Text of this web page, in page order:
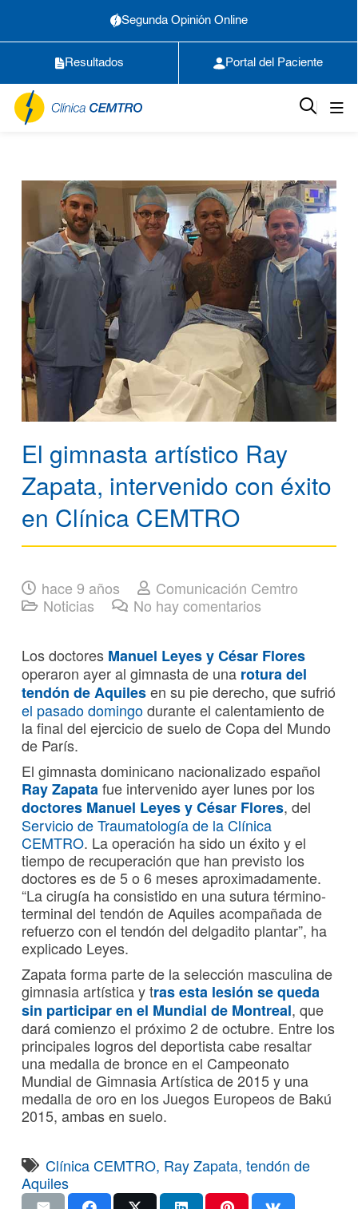
Segunda Opinión Online
Resultados Portal del Paciente
El gimnasta artístico Ray
Zapata, intervenido con éxito
en Clínica CEMTRO
hace 9 años
Comunicación Cemtro
Noticias
No hay comentarios
Los doctores Manuel Leyes y César Flores
operaron ayer al gimnasta de una rotura del
tendón de Aquilesen su pie derecho, que sufrió
el pasado domingodurante el calentamiento de
la final del ejercicio de suelo de Copa del Mundo
de París.
El gimnasta dominicano nacionalizado español
Ray Zapatafue intervenido ayer lunes por los
doctores Manuel Leyes y César Flores, del
Servicio de Traumatología de la Clínica
CEMTRO. La operación ha sido un éxito y el
tiempo de recuperación que han previsto los
doctores es de 5 o 6 meses aproximadamente.
“La cirugía ha consistido en una sutura término-
terminal del tendón de Aquiles acompañada de
refuerzo con el tendón del delgadito plantar”, ha
explicado Leyes.
Zapata forma parte de la selección masculina de
gimnasia artística y tras esta lesión se queda
sin participar en el Mundial de Montreal, que
dará comienzo el próximo 2 de octubre. Entre los
principales logros del deportista cabe resaltar
una medalla de bronce en el Campeonato
Mundial de Gimnasia Artística de 2015 y una
medalla de oro en los Juegos Europeos de Bakú
2015, ambas en suelo.
Clínica CEMTRO, Ray Zapata,tendón de
Aquiles